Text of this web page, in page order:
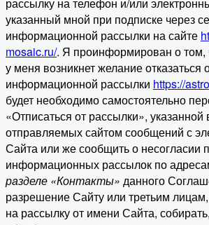
указанный мной при подписке через
информационной рассылки на сайте
mosaic.ru/. Я проинформирован о том,
у меня возникнет желание отказаться
информационной рассылки https://
будет необходимо самостоятельно
«Отписаться от рассылки», указанной
отправляемых сайтом сообщений с
Сайта или же сообщить о несогласии
информационных рассылок по
разделе «Контакты» данного
разрешение Сайту или третьим
на рассылку от имени Сайта,